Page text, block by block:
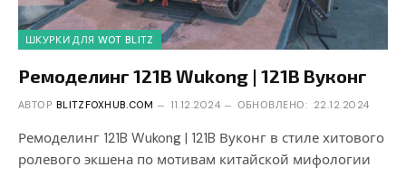
ШКУРКИ ДЛЯ WOT BLITZ
Ремоделинг 121B Wukong | 121B Вуконг
АВТОР BLITZFOXHUB.COM 11.12.2024 ОБНОВЛЕНО: 22.12.2024
Ремоделинг 121B Wukong | 121B Вуконг в стиле хитового
ролевого экшена по мотивам китайской мифологии